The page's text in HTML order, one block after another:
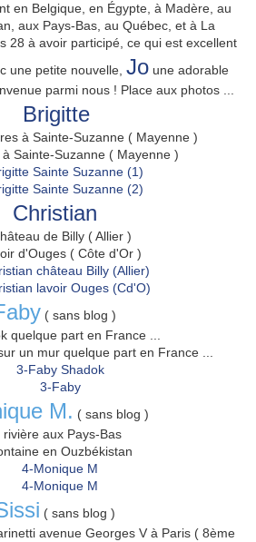
en Belgique, en Égypte, à Madère, au
aux Pays-Bas, au Québec, et à La
28 à avoir participé, ce qui est excellent
une petite nouvelle, Jo une adorable
parmi nous ! Place aux photos ...
Brigitte
à Sainte-Suzanne ( Mayenne )
Sainte-Suzanne ( Mayenne )
Christian
de Billy ( Allier )
d'Ouges ( Côte d'Or )
( sans blog )
quelque part en France ...
un mur quelque part en France ...
M. ( sans blog )
rivière aux Pays-Bas
en Ouzbékistan
( sans blog )
avenue Georges V à Paris ( 8ème